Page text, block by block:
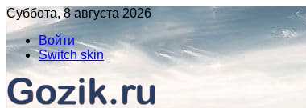
Суббота, 8 августа 2026
Войти
Switch skin